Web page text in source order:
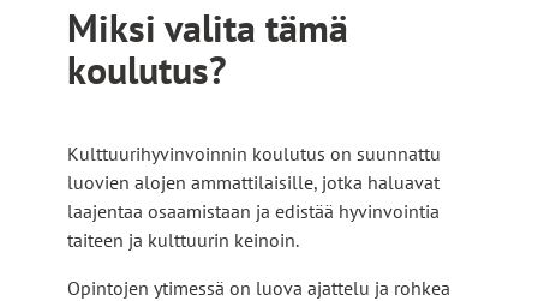
Miksi valita tämä
koulutus?
Kulttuurihyvinvoinnin koulutus on suunnattu
luovien alojen ammattilaisille, jotka haluavat
laajentaa osaamistaan ja edistää hyvinvointia
taiteen ja kulttuurin keinoin.
Opintojen ytimessä on luova ajattelu ja rohkea